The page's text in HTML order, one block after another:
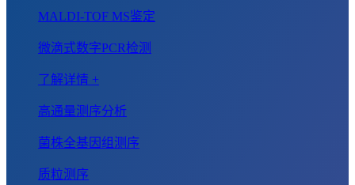
MALDI-TOF MS鉴定
微滴式数字PCR检测
了解详情 +
高通量测序分析
菌株全基因组测序
质粒测序